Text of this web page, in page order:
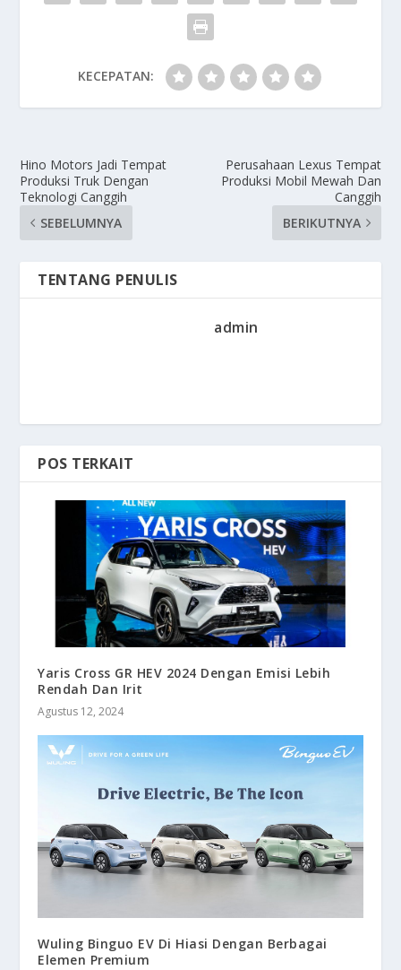
KECEPATAN:
Hino Motors Jadi Tempat
Produksi Truk Dengan
Teknologi Canggih
SEBELUMNYA
Perusahaan Lexus Tempat
Produksi Mobil Mewah Dan
Canggih
BERIKUTNYA
TENTANG PENULIS
admin
POS TERKAIT
Yaris Cross GR HEV 2024 Dengan Emisi Lebih
Rendah Dan Irit
Agustus 12, 2024
Wuling Binguo EV Di Hiasi Dengan Berbagai
Elemen Premium